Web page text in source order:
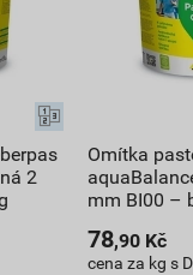
2
Omítka
mm BI00 –
78,90 Kč
cena za kg s